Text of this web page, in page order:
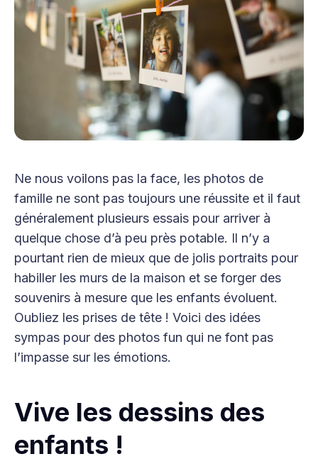
Ne nous voilons pas la face, les photos de
famille ne sont pas toujours une réussite et il faut
généralement plusieurs essais pour arriver à
quelque chose d’à peu près potable. Il n’y a
pourtant rien de mieux que de jolis portraits pour
habiller les murs de la maison et se forger des
souvenirs à mesure que les enfants évoluent.
Oubliez les prises de tête ! Voici des idées
sympas pour des photos fun qui ne font pas
l’impasse sur les émotions.
Vive les dessins des
enfants !